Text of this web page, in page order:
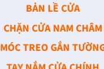
BẢN LỀ CỬA
CHẶN CỬA NAM CHÂM
MÓC TREO GẮN